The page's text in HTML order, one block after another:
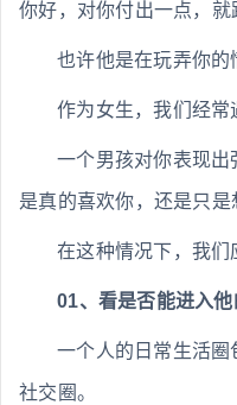
你好，对你付出一点，就
也许他是在玩弄你的
作为女生，我们经常
一个男孩对你表现
是真的喜欢你，还是只是
在这种情况下，我们
01、看是否能进入他
一个人的日常生活圈
社交圈。